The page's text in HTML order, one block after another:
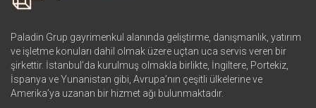
Paladin Grup gayrimenkul alanında geliştirme, danışmanlık, yatırım
ve işletme konuları dahil olmak üzere uçtan uca servis veren bir
şirkettir. İstanbul’da kurulmuş olmakla birlikte, İngiltere, Portekiz,
İspanya ve Yunanistan gibi, Avrupa’nın çeşitli ülkelerine ve
Amerika’ya uzanan bir hizmet ağı bulunmaktadır.